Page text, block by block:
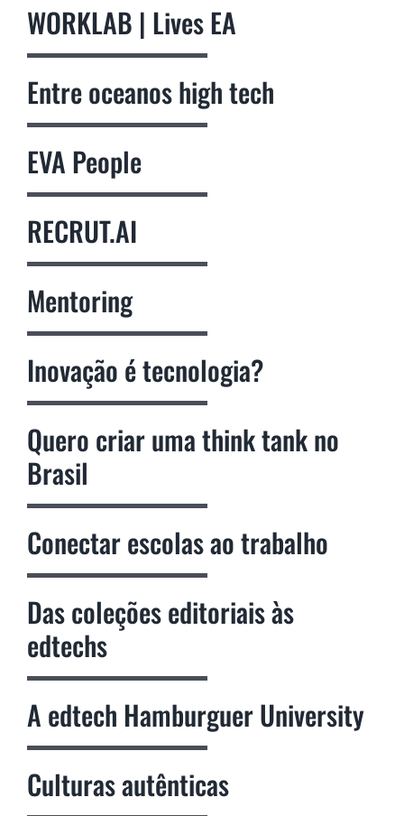
WORKLAB | Lives EA
Entre oceanos high tech
EVA People
RECRUT.AI
Mentoring
Inovação é tecnologia?
Quero criar uma think tank no
Brasil
Conectar escolas ao trabalho
Das coleções editoriais às
edtechs
A edtech Hamburguer University
Culturas autênticas